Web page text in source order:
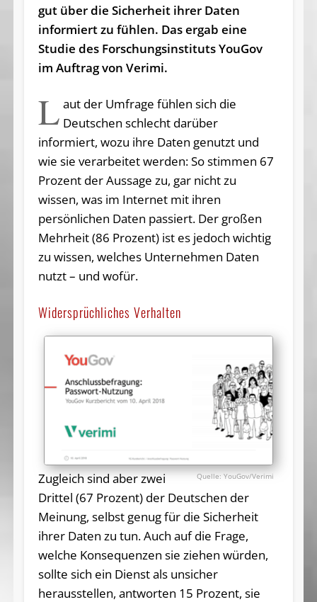
gut über die Sicherheit ihrer Daten
informiert zu fühlen. Das ergab eine
Studie des Forschungsinstituts YouGov
im Auftrag von Verimi.
L aut der Umfrage fühlen sich die
Deutschen schlecht darüber
informiert, wozu ihre Daten genutzt und
wie sie verarbeitet werden: So stimmen 67
Prozent der Aussage zu, gar nicht zu
wissen, was im Internet mit ihren
persönlichen Daten passiert. Der großen
Mehrheit (86 Prozent) ist es jedoch wichtig
zu wissen, welches Unternehmen Daten
nutzt – und wofür.
Widersprüchliches Verhalten
YouGov/Verimi
Zugleich sind aber zwei
Drittel (67 Prozent) der Deutschen der
Meinung, selbst genug für die Sicherheit
ihrer Daten zu tun. Auch auf die Frage,
welche Konsequenzen sie ziehen würden,
sollte sich ein Dienst als unsicher
herausstellen, antworten 15 Prozent, sie